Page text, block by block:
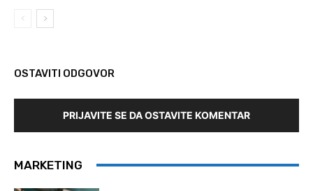
OSTAVITI ODGOVOR
PRIJAVITE SE DA OSTAVITE KOMENTAR
MARKETING